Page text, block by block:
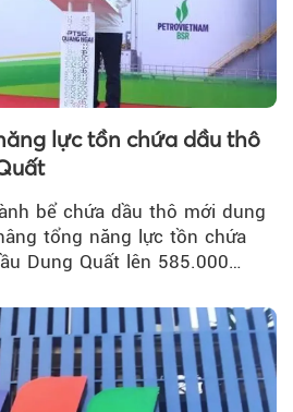
lực tồn chứa dầu thô
bể chứa dầu thô mới dung
tổng năng lực tồn chứa
Dung Quất lên 585.000